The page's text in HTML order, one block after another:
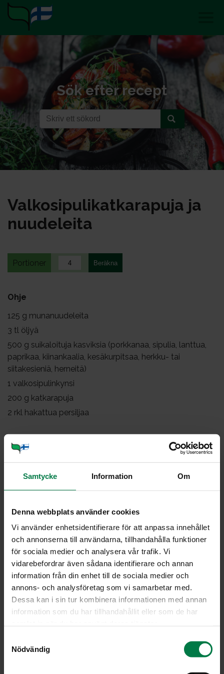
Samtycke Information Om
Denna webbplats använder cookies
Vi använder enhetsidentifierare för att anpassa innehållet
och annonserna till användarna, tillhandahålla funktioner
för sociala medier och analysera vår trafik. Vi
vidarebefordrar även sådana identifierare och annan
information från din enhet till de sociala medier och
annons- och analysföretag som vi samarbetar med.
Dessa kan i sin tur kombinera informationen med annan
information som du har tillhandahållit eller som de har
Nödvändig
Sök efter recept
Val­ko­si­pu­li­kat­ka­ra­pu­ja ja
nuu­de­lei­ta
Portioner
Ohje
125 g munanuudeleita
3 tl öljyä
500 g suikaloituja kasviksia (porkkanaa, sipulia, lanttua,
paprikaa, kiinankaalia, kesäkurpitsaa, herkku- tai
siitakesieniä, herneitä)
1 valkosipulinkynsi
200 g katkarapuja
2 rkl hakattua persiljaa
Kuori ja suikaloi kasvikset. Viipaloi valkosipuli ohuiksi
viipaleiksi. Kuumenna 2 tl öljyä paistin- tai
vokkipannulla. Lisää kasvikset kypsymisjärjestyksessä,
kovimmat ja pisimpään kypsyvät ensin ja muut
vähitellen.
vesi kattilassa ja kypsennä nuudelit pakkauksen ohjeen
mukaisesti. Valuta kypsät nuudelit ja sekoita vokattujen
(jätä vähän raaoiksi) kasvisten joukkoon. Mausta
suolalla ja pippurilla.
Siirrä nuudelit ja kasvikset tarjoiluastiaan ja pidä
lämpimässä.
Lisää tyhjälle pannulle 1 tl öljyä ja kuumenna. Sekoita
joukkoon valkosipuliviipaleet, mutta varo ettei
valkosipuli pala. Lisää valkosipuliöljyyn katkaravut ja
kuumenna nopeasti.
kasvisseoksen joukkoon. Tarjoa heti.